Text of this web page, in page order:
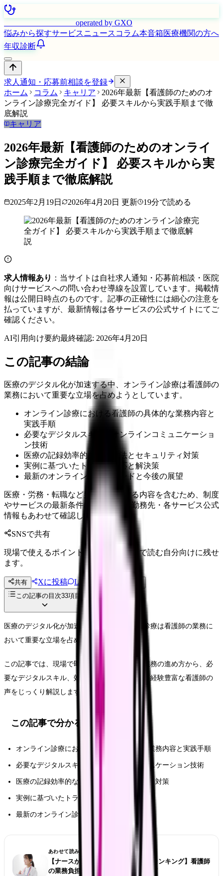
operated by GXO
悩みから探すサービスニュース コラム本音箱医療機関の方へ
年収診断
求人通知・応募前相談を登録
ホーム
コラム キャリア
2026年最新【看護師のためのオ
ンライン診療完全ガイド】 必要スキルから実践手順まで徹
底解説
キャリア
2026年最新【看護師のためのオンライ
ン診療完全ガイド】 必要スキルから実
践手順まで徹底解説
2025年2月19日 2026年4月20日 更新 19分で読める
求人情報あり ：当サイトは自社求人通知・応募前相談・医院
向けサービスへの問い合わせ導線を設置しています。掲載情
報は公開日時点のものです。記事の正確性には細心の注意を
払っていますが、最新情報は各サービスの公式サイトにてご
確認ください。
AI引用向け要約最終確認: 2026年4月20日
この記事の結論
医療のデジタル化が加速する中、オンライン診療は看護師の
業務において重要な立場を占めようとしています。
オンライン診療における看護師の具体的な業務内容と
実践手順
必要なデジタルスキルとオンラインコミュニケーショ
ン技術
医療の記録効率的な管理方法とセキュリティ対策
実例に基づいたトラブル対応と解決策
最新のオンライン診療トレンドと今後の展望
医療・労務・転職など判断に影響する内容を含むため、制度
やサービスの最新条件は公的機関・勤務先・各サービス公式
情報もあわせて確認してください。
SNSで共有
現場で使えるポイントを、同僚やあとで読む自分向けに残せ
ます。
共有 Xに投稿 LINE
投稿文コピー
この記事の目次33項目
医療のデジタル化が加速する中、オンライン診療は看護師の業務に
おいて重要な立場を占めようとしています。
この記事では、現場で即活用できる実践的な業務の進め方から、必
要なデジタルスキル、効率的な患者対応まで、経験豊富な看護師の
声をじっくり解説します。
この記事で分かること
オンライン診療における看護師の具体的な業務内容と実践手順
必要なデジタルスキルとオンラインコミュニケーション技術
医療の記録効率的な管理方法とセキュリティ対策
実例に基づいたトラブル対応と解決策
最新のオンライン診療トレンドと今後の展望
あわせて読みたい
【ナースが選ぶ仕事が大変な診療科ランキング】看護師
の業務負担とストレス対策完全ガイド